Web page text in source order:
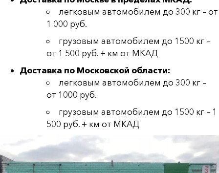
легковым автомобилем до 300 кг – от
1 000 руб.
грузовым автомобилем до 1500 кг –
от 1 500 руб. + км от МКАД
Доставка по Московской области:
легковым автомобилем до 300 кг –
от 1000 руб.
грузовым автомобилем до 1500 кг – 1
500 руб. + км от МКАД